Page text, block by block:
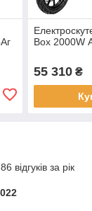
Box 2000W
55 310₴
відгуків за рік